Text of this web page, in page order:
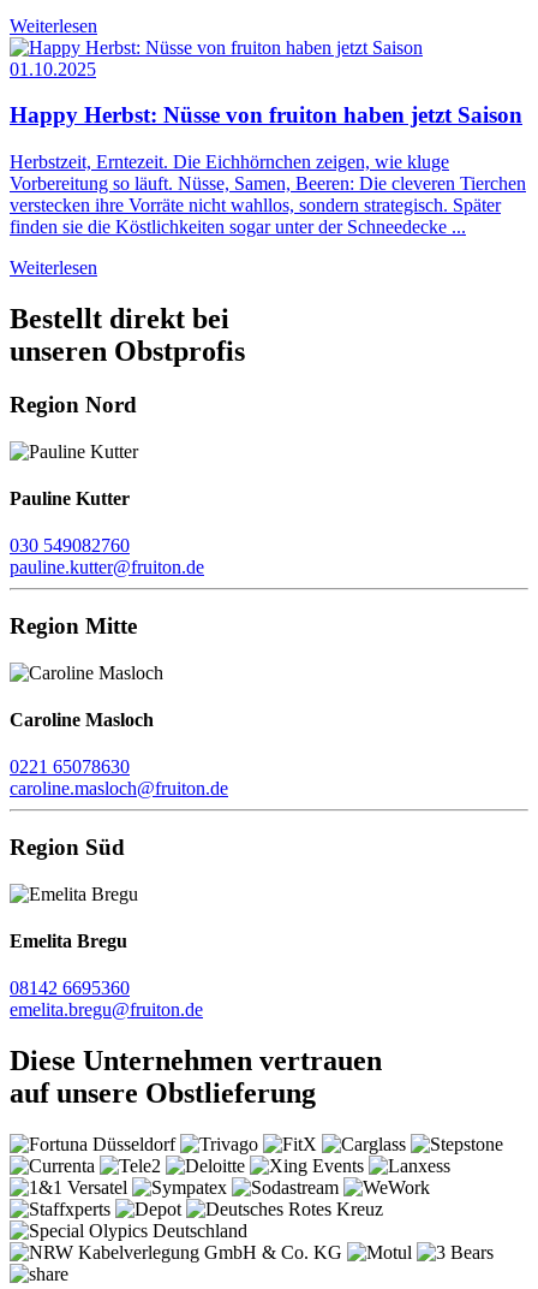
Weiterlesen
01.10.2025
Happy Herbst: Nüsse von fruiton haben jetzt Saison
Herbstzeit, Erntezeit. Die Eichhörnchen zeigen, wie kluge
Vorbereitung so läuft. Nüsse, Samen, Beeren: Die cleveren Tierchen
verstecken ihre Vorräte nicht wahllos, sondern strategisch. Später
finden sie die Köstlichkeiten sogar unter der Schneedecke ...
Weiterlesen
Bestellt direkt bei
unseren Obstprofis
Region Nord
Pauline Kutter
030 549082760
pauline.kutter@fruiton.de
Region Mitte
Caroline Masloch
0221 65078630
caroline.masloch@fruiton.de
Region Süd
Emelita Bregu
08142 6695360
emelita.bregu@fruiton.de
Diese Unternehmen vertrauen
auf unsere Obstlieferung